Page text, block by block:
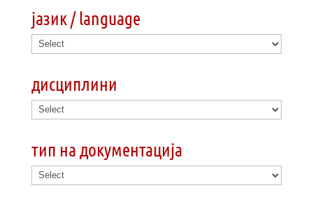
јазик / language
дисциплини
тип на документација